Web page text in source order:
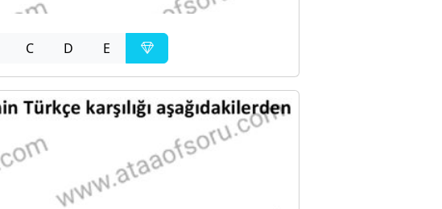
C D E